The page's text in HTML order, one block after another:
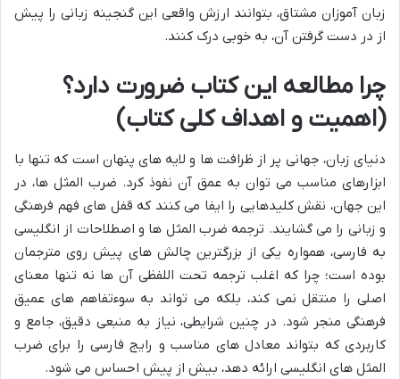
زبان آموزان مشتاق، بتوانند ارزش واقعی این گنجینه زبانی را پیش
از در دست گرفتن آن، به خوبی درک کنند.
چرا مطالعه این کتاب ضرورت دارد؟
(اهمیت و اهداف کلی کتاب)
دنیای زبان، جهانی پر از ظرافت ها و لایه های پنهان است که تنها با
ابزارهای مناسب می توان به عمق آن نفوذ کرد. ضرب المثل ها، در
این جهان، نقش کلیدهایی را ایفا می کنند که قفل های فهم فرهنگی
و زبانی را می گشایند. ترجمه ضرب المثل ها و اصطلاحات از انگلیسی
به فارسی، همواره یکی از بزرگترین چالش های پیش روی مترجمان
بوده است؛ چرا که اغلب ترجمه تحت اللفظی آن ها نه تنها معنای
اصلی را منتقل نمی کند، بلکه می تواند به سوءتفاهم های عمیق
فرهنگی منجر شود. در چنین شرایطی، نیاز به منبعی دقیق، جامع و
کاربردی که بتواند معادل های مناسب و رایج فارسی را برای ضرب
المثل های انگلیسی ارائه دهد، بیش از پیش احساس می شود.